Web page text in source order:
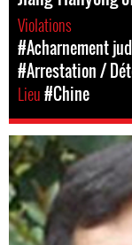
Violations
#Acharnement
#Arrestation /
Lieu#Chine